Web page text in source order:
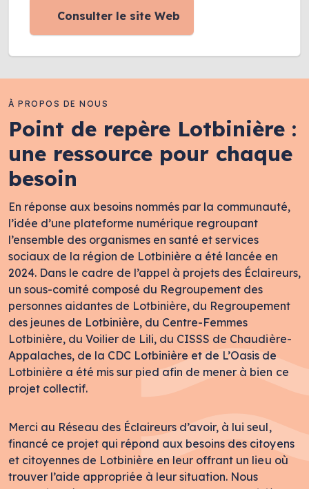
Consulter le site Web
À PROPOS DE NOUS
Point de repère Lotbinière :
une ressource pour chaque
besoin
En réponse aux besoins nommés par la communauté,
l’idée d’une plateforme numérique regroupant
l’ensemble des organismes en santé et services
sociaux de la région de Lotbinière a été lancée en
2024. Dans le cadre de l’appel à projets des Éclaireurs,
un sous-comité composé du Regroupement des
personnes aidantes de Lotbinière, du Regroupement
des jeunes de Lotbinière, du Centre-Femmes
Lotbinière, du Voilier de Lili, du CISSS de Chaudière-
Appalaches, de la CDC Lotbinière et de L’Oasis de
Lotbinière a été mis sur pied afin de mener à bien ce
projet collectif.
Merci au Réseau des Éclaireurs d’avoir, à lui seul,
financé ce projet qui répond aux besoins des citoyens
et citoyennes de Lotbinière en leur offrant un lieu où
trouver l’aide appropriée à leur situation. Nous